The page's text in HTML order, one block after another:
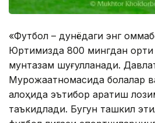
«Футбол – дунёдаги энг
Юртимизда 800 мингдан
мунтазам шуғулланади. Давлат
Мурожаатномасида болалар
алоҳида эътибор қаратиш
таъкидлади. Бугун ташкил